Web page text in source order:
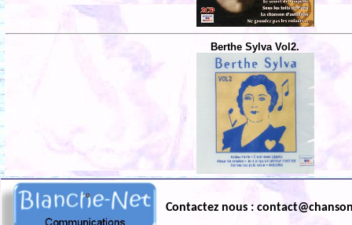
Berthe Sylva Vol2.
Contactez nous :